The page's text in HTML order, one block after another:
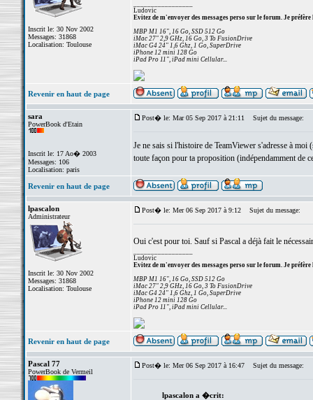
Inscrit le: 30 Nov 2002
Messages: 31868
Localisation: Toulouse
Ludovic
Evitez de m'envoyer des messages perso sur le forum. Je préfère
MBP M1 16", 16 Go, SSD 512 Go
iMac 27" 2,9 GHz, 16 Go, 3 To FusionDrive
iMac G4 24" 1,6 Ghz, 1 Go, SuperDrive
iPhone 12 mini 128 Go
iPad Pro 11", iPad mini Cellular...
Revenir en haut de page
sara
PowerBook d'Etain
Inscrit le: 17 Ao� 2003
Messages: 106
Localisation: paris
Post� le: Mar 05 Sep 2017 à 21:11 Sujet du message:
Je ne sais si l'histoire de TeamViewer s'adresse à
toute façon pour ta proposition (indépendamment de
Revenir en haut de page
lpascalon
Administrateur
Inscrit le: 30 Nov 2002
Messages: 31868
Localisation: Toulouse
Post� le: Mer 06 Sep 2017 à 9:12 Sujet du message:
Oui c'est pour toi. Sauf si Pascal a déjà fait le
Ludovic
Evitez de m'envoyer des messages perso sur le forum. Je préfère
MBP M1 16", 16 Go, SSD 512 Go
iMac 27" 2,9 GHz, 16 Go, 3 To FusionDrive
iMac G4 24" 1,6 Ghz, 1 Go, SuperDrive
iPhone 12 mini 128 Go
iPad Pro 11", iPad mini Cellular...
Revenir en haut de page
Pascal 77
PowerBook de Vermeil
Post� le: Mer 06 Sep 2017 à 16:47 Sujet du message:
lpascalon a �crit: